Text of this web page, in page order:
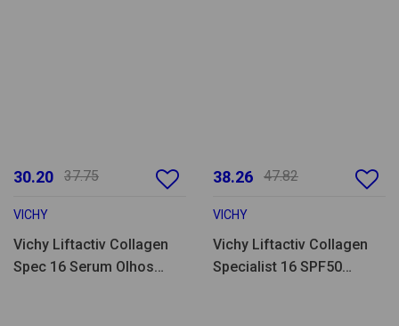
30.20 37.75
VICHY
Vichy Liftactiv Collagen
Spec 16 Serum Olhos
38.26 47.82
VICHY
Vichy Liftactiv Collagen
Specialist 16 SPF50